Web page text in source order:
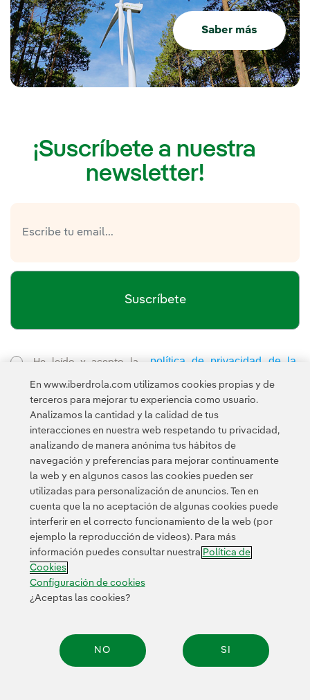
Saber más
¡Suscríbete a nuestra
newsletter!
Suscríbete
He leído y acepto la
política de privacidad de la
Newsletter
Enlace externo, se abre en ventana nueva.
Esta página está protegida por reCAPTCHA y se aplican la
Política de privacidad y los
Contacta Clientes Política de Privacidad Información legal
Transparencia en el uso de la IA Política de cookies
Configuración de cookies Accesibilidad Canal de denuncias
© 2026 Iberdrola, S.A. Reservados todos los derechos.
En www.iberdrola.com utilizamos cookies propias y de
terceros para mejorar tu experiencia como usuario.
Analizamos la cantidad y la calidad de tus
interacciones en nuestra web respetando tu privacidad,
analizando de manera anónima tus hábitos de
navegación y preferencias para mejorar continuamente
la web y en algunos casos las cookies pueden ser
utilizadas para personalización de anuncios. Ten en
cuenta que la no aceptación de algunas cookies puede
interferir en el correcto funcionamiento de la web (por
ejemplo la reproducción de videos). Para más
información puedes consultar nuestra Política de
Cookies
Configuración de cookies
¿Aceptas las cookies?
NO SI